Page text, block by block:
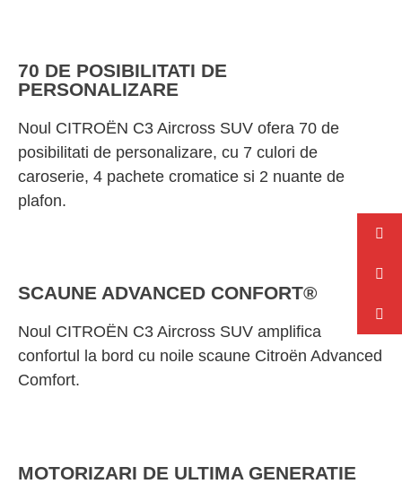
70 DE POSIBILITATI DE
PERSONALIZARE
Noul CITROËN C3 Aircross SUV ofera 70 de
posibilitati de personalizare, cu 7 culori de
caroserie, 4 pachete cromatice si 2 nuante de
plafon.
SCAUNE ADVANCED CONFORT®
Noul CITROËN C3 Aircross SUV amplifica
confortul la bord cu noile scaune Citroën Advanced
Comfort.
MOTORIZARI DE ULTIMA GENERATIE